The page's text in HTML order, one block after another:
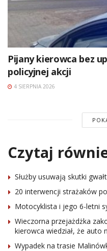
Pijany kierowca bez
policyjnej akcji
4 SIERPNIA 2026
Czytaj
Służby usuwają skutki
20 interwencji strażaków
Motocyklista i jego 6-letni
Wieczorna przejażdżka
kierowca wiedział, że auto
Wypadek na trasie